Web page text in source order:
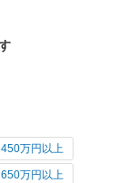
450万円以上
650万円以上